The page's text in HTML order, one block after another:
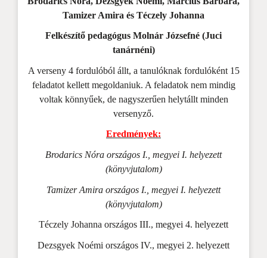
Tamizer Amira és Téczely Johanna
Felkészítő pedagógus Molnár Józsefné (Juci
tanárnéni)
A verseny 4 fordulóból állt, a tanulóknak fordulóként 15
feladatot kellett megoldaniuk. A feladatok nem mindig
voltak könnyűek, de nagyszerűen helytállt minden
versenyző.
Eredmények:
Brodarics Nóra országos I., megyei I. helyezett
(könyvjutalom)
Tamizer Amira országos I., megyei I. helyezett
(könyvjutalom)
Téczely Johanna országos III., megyei 4. helyezett
Dezsgyek Noémi országos IV., megyei 2. helyezett